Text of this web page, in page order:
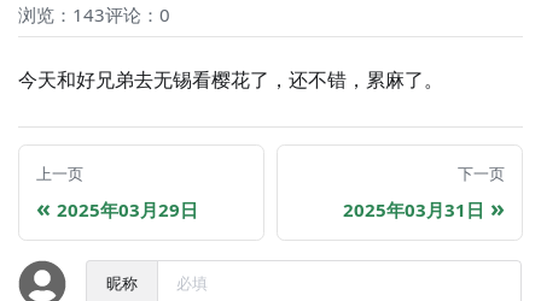
浏览：143评论：0
今天和好兄弟去无锡看樱花了，还不错，累麻了。
上一页
2025年03月29日
下一页
2025年03月31日
昵称